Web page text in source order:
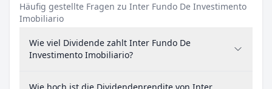
Häufig gestellte Fragen zu Inter Fundo De Investimento
Imobiliario
Wie viel Dividende zahlt Inter Fundo De
Investimento Imobiliario?